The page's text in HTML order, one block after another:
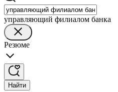
управляющий филиалом банка
Резюме
Найти